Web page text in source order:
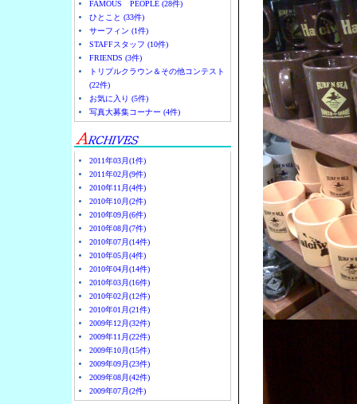
FAMOUS PEOPLE (28件)
ひとこと (33件)
サーフィン (1件)
STAFFスタッフ (10件)
FRIENDS (3件)
トリプルクラウン＆その他コンテスト
(22件)
お気に入り (5件)
写真大募集コーナー (4件)
2011年03月(1件)
2011年02月(9件)
2010年11月(4件)
2010年10月(2件)
2010年09月(6件)
2010年08月(7件)
2010年07月(14件)
2010年05月(4件)
2010年04月(14件)
2010年03月(16件)
2010年02月(12件)
2010年01月(21件)
2009年12月(32件)
2009年11月(22件)
2009年10月(15件)
2009年09月(23件)
2009年08月(42件)
2009年07月(2件)